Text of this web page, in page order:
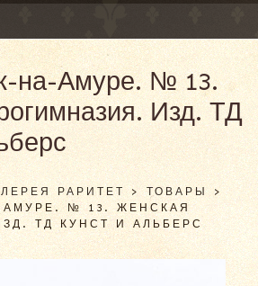
на-Амуре. № 13.
Изд. ТД
РАРИТЕТ >ТОВАРЫ >
№ 13. ЖЕНСКАЯ
ТД КУНСТ И АЛЬБЕРС